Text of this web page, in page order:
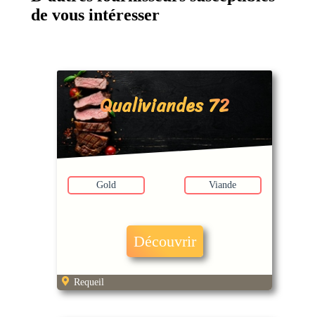
de vous intéresser
Qualiviandes 72
Gold Viande
Découvrir
Requeil